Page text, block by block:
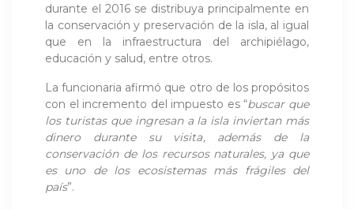
durante el 2016 se distribuya principalmente en
la conservación y preservación de la isla, al igual
que en la infraestructura del archipiélago,
educación y salud, entre otros.
La funcionaria afirmó que otro de los propósitos
con el incremento del impuesto es “buscar que
los turistas que ingresan a la isla inviertan más
dinero durante su visita, además de la
conservación de los recursos naturales, ya que
es uno de los ecosistemas más frágiles del
país”.